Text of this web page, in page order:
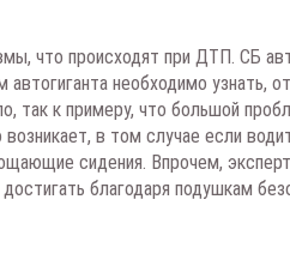
что происходят при ДТП. СБ
необходимо узнать,
так к примеру, что большой
в том случае если
сидения. Впрочем,
благодаря подушкам